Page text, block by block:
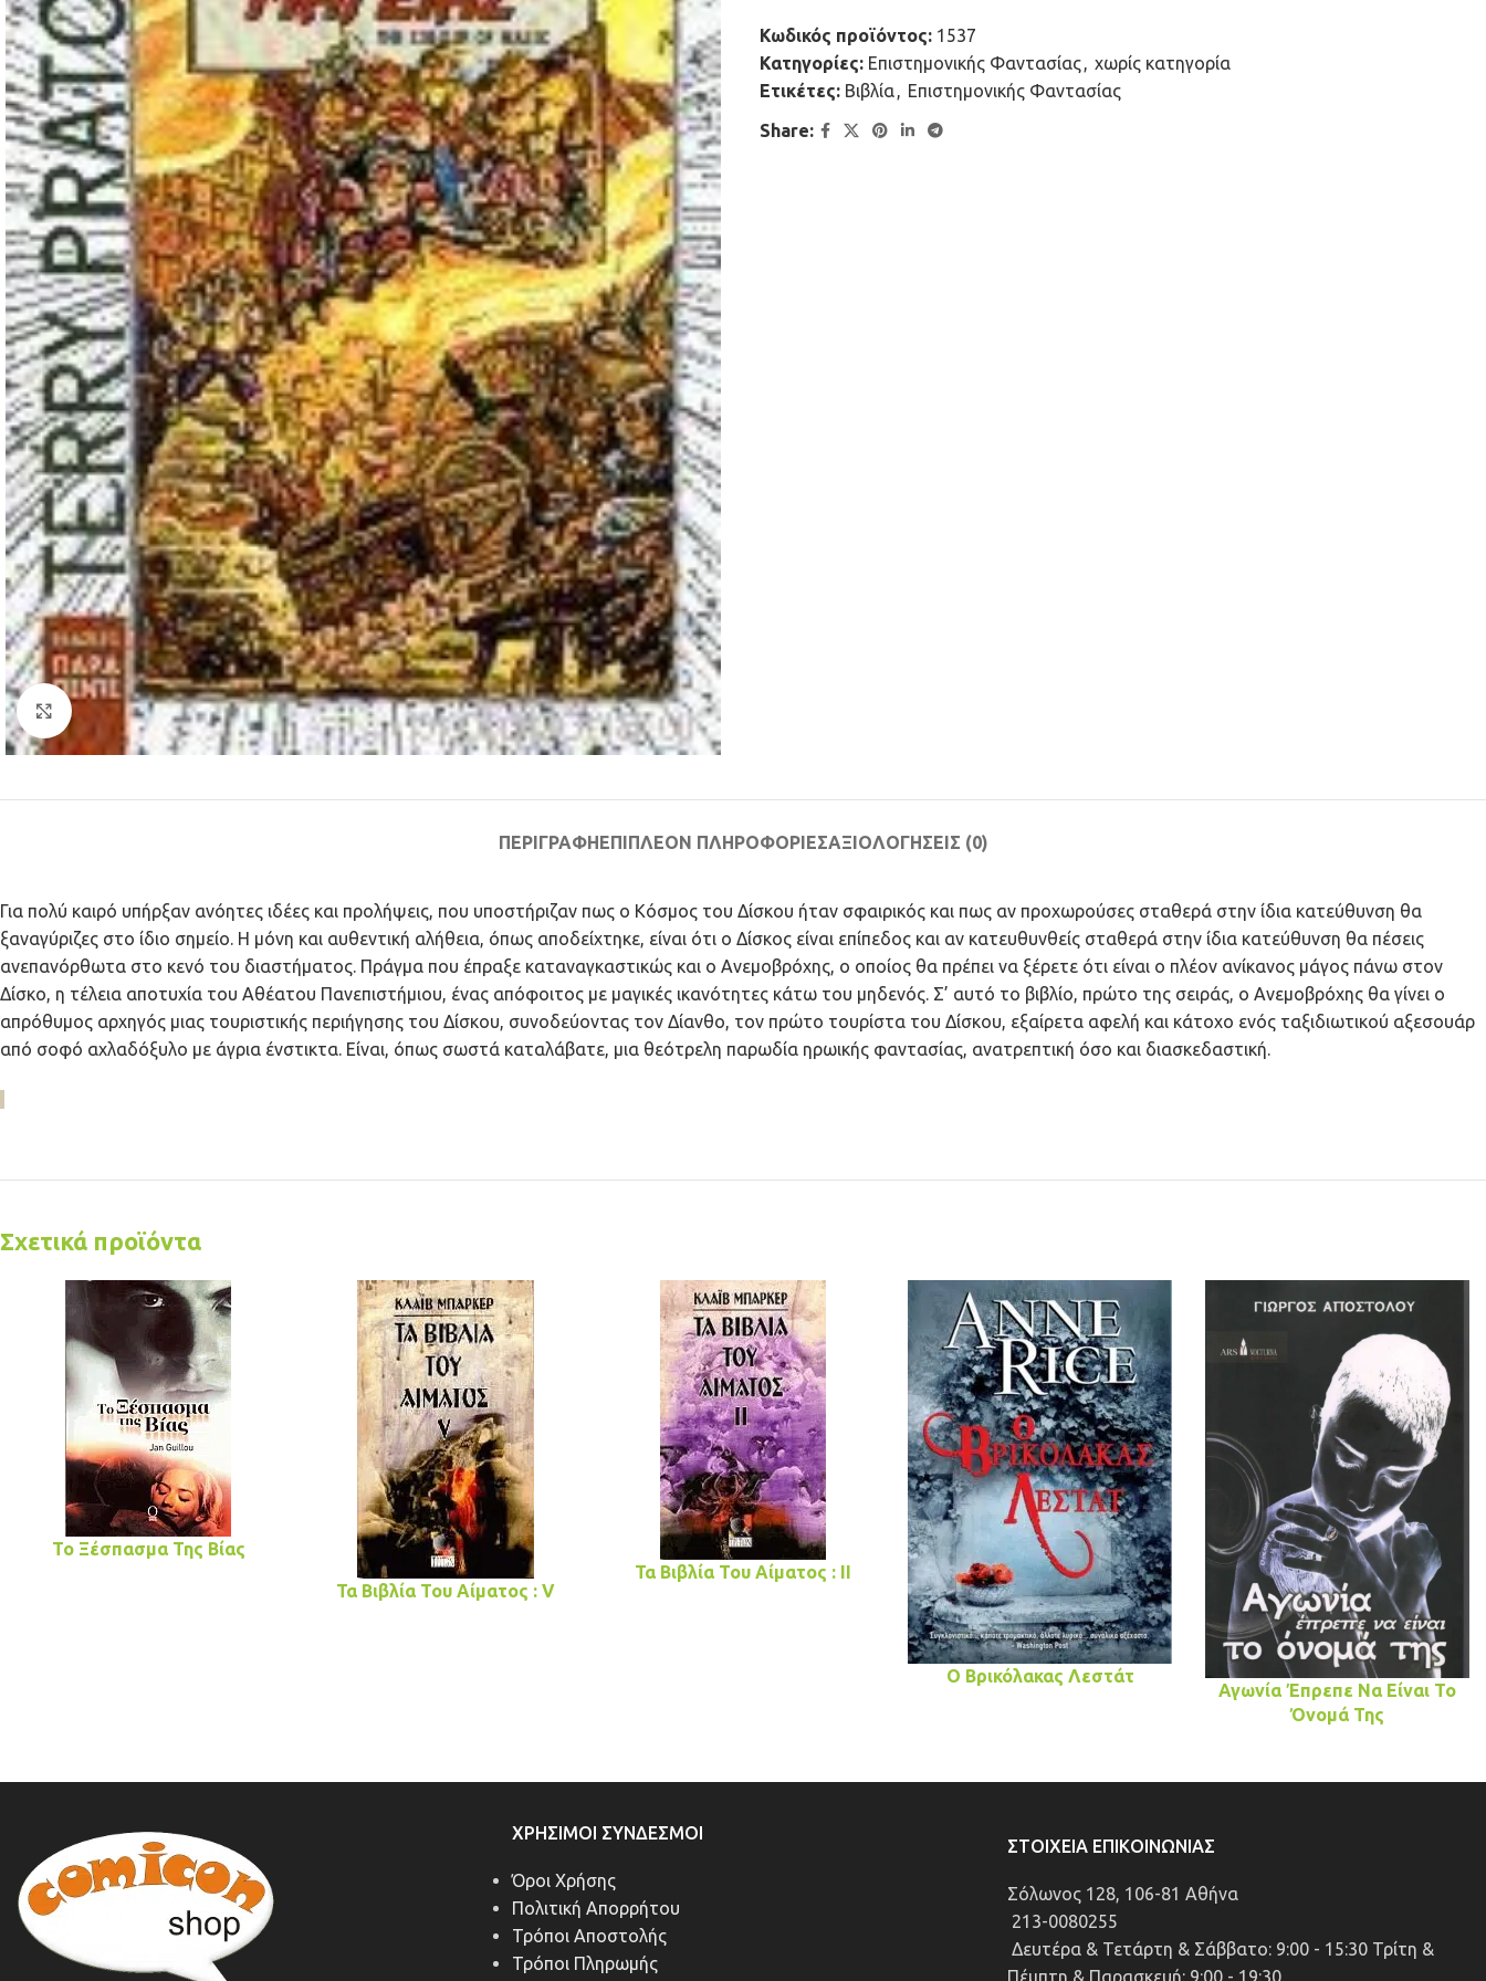
Κλικ για μεγέθυνση
Κωδικός προϊόντος: 1537
Κατηγορίες: Επιστημονικής Φαντασίας, χωρίς κατηγορία
Ετικέτες: Βιβλία, Επιστημονικής Φαντασίας
Share:
ΠΕΡΙΓΡΑΦΉΕΠΙΠΛΈΟΝ ΠΛΗΡΟΦΟΡΊΕΣΑΞΙΟΛΟΓΉΣΕΙΣ (0)
Για πολύ καιρό υπήρξαν ανόητες ιδέες και προλήψεις, που υποστήριζαν πως ο Κόσμος του Δίσκου ήταν σφαιρικός και πως αν προχωρούσες σταθερά στην ίδια κατεύθυνση θα
ξαναγύριζες στο ίδιο σημείο. Η μόνη και αυθεντική αλήθεια, όπως αποδείχτηκε, είναι ότι ο Δίσκος είναι επίπεδος και αν κατευθυνθείς σταθερά στην ίδια κατεύθυνση θα πέσεις
ανεπανόρθωτα στο κενό του διαστήματος. Πράγμα που έπραξε καταναγκαστικώς και ο Ανεμοβρόχης, ο οποίος θα πρέπει να ξέρετε ότι είναι ο πλέον ανίκανος μάγος πάνω στον
Δίσκο, η τέλεια αποτυχία του Αθέατου Πανεπιστήμιου, ένας απόφοιτος με μαγικές ικανότητες κάτω του μηδενός. Σ’ αυτό το βιβλίο, πρώτο της σειράς, ο Ανεμοβρόχης θα γίνει ο
απρόθυμος αρχηγός μιας τουριστικής περιήγησης του Δίσκου, συνοδεύοντας τον Δίανθο, τον πρώτο τουρίστα του Δίσκου, εξαίρετα αφελή και κάτοχο ενός ταξιδιωτικού αξεσουάρ
από σοφό αχλαδόξυλο με άγρια ένστικτα. Είναι, όπως σωστά καταλάβατε, μια θεότρελη παρωδία ηρωικής φαντασίας, ανατρεπτική όσο και διασκεδαστική.
Σχετικά προϊόντα
Το Ξέσπασμα Της Βίας
Τα Βιβλία Του Αίματος : V
Τα Βιβλία Του Αίματος : II
Ο Βρικόλακας Λεστάτ
Αγωνία Έπρεπε Να Είναι Το
Όνομά Της
ΧΡΉΣΙΜΟΙ ΣΎΝΔΕΣΜΟΙ
Όροι Χρήσης
Πολιτική Απορρήτου
Τρόποι Αποστολής
Τρόποι Πληρωμής
ΣΤΟΙΧΕΊΑ ΕΠΙΚΟΙΝΩΝΊΑΣ
Σόλωνος 128, 106-81 Αθήνα
213-0080255
Δευτέρα & Τετάρτη & Σάββατο: 9:00 - 15:30 Τρίτη &
Πέμπτη & Παρασκευή: 9:00 - 19:30